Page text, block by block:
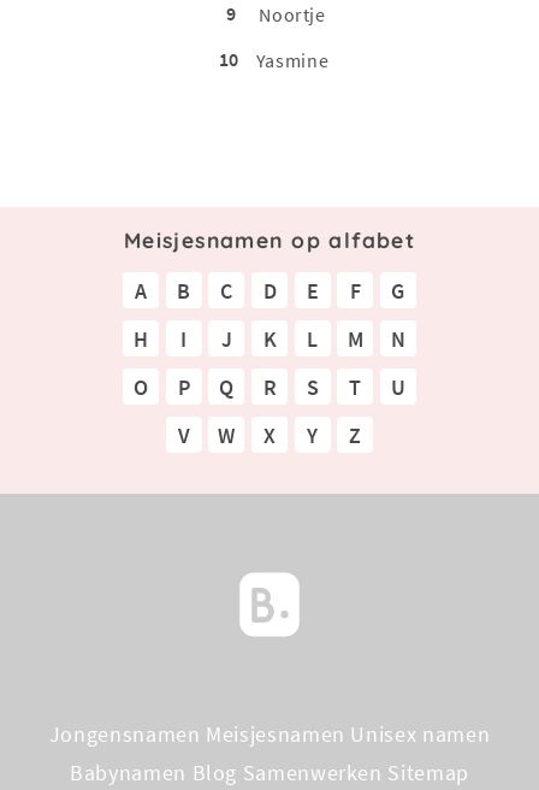
9
Noortje
10
Yasmine
Meisjesnamen op alfabet
A B C D E F
G
H
I J K L M
N
O
P Q R S T
U
V
W X Y Z
Jongensnamen Meisjesnamen Unisex namen
Babynamen Blog Samenwerken Sitemap